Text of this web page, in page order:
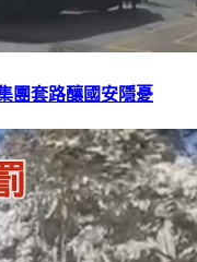
團套路釀國安隱憂